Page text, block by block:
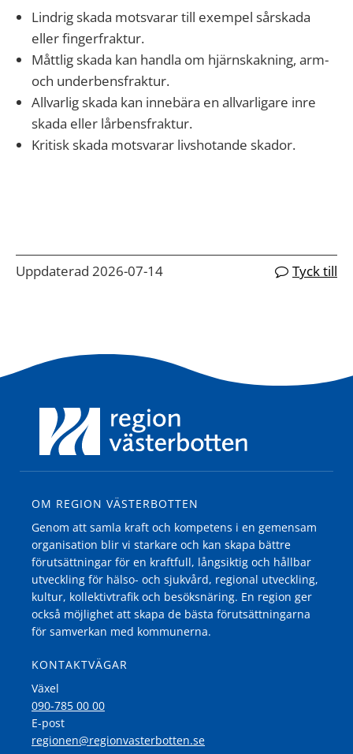
Lindrig skada motsvarar till exempel sårskada
eller fingerfraktur.
Måttlig skada kan handla om hjärnskakning, arm-
och underbensfraktur.
Allvarlig skada kan innebära en allvarligare inre
skada eller lårbensfraktur.
Kritisk skada motsvarar livshotande skador.
Uppdaterad 2026-07-14 Tyck till
OM REGION VÄSTERBOTTEN
Genom att samla kraft och kompetens i en gemensam
organisation blir vi starkare och kan skapa bättre
förutsättningar för en kraftfull, långsiktig och hållbar
utveckling för hälso- och sjukvård, regional utveckling,
kultur, kollektivtrafik och besöksnäring. En region ger
också möjlighet att skapa de bästa förutsättningarna
för samverkan med kommunerna.
KONTAKTVÄGAR
Växel
090-785 00 00
E-post
regionen@regionvasterbotten.se